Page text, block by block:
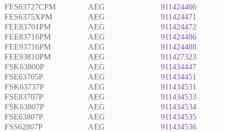
FES63727CPM
AEG
911424466
FES6375XPM
AEG
911424471
FEE83701PM
AEG
911424472
FEE83716PM
AEG
911424486
FEE93716PM
AEG
911424488
FEE93810PM
AEG
911427323
FSK63800P
AEG
911434447
FSE63705P
AEG
911434451
FSK63737P
AEG
911434531
FSE83707P
AEG
911434533
FSK63807P
AEG
911434534
FSE63807P
AEG
911434535
FSS62807P
AEG
911434536